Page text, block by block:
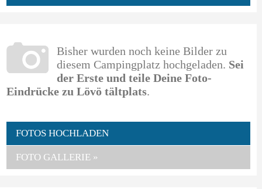
Bisher wurden noch keine Bilder zu
diesem Campingplatz hochgeladen. Sei
der Erste und teile Deine Foto-
Eindrücke zu Lövö tältplats.
FOTOS HOCHLADEN
FOTO GALLERIE »